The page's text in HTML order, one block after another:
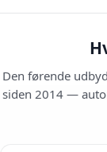
Den førende
siden 2014 —